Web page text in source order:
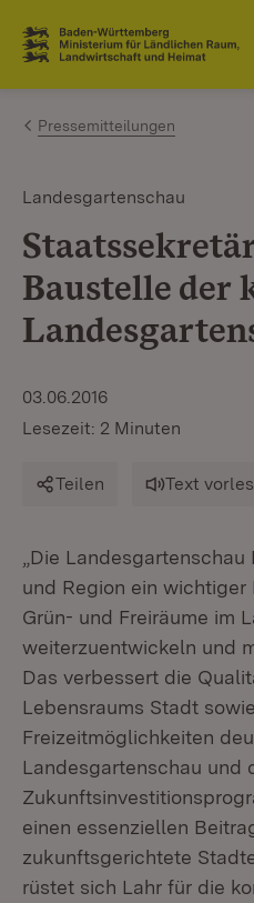
Zum Inhalt springen
Link zur Startseite
Pressemitteilungen
Landesgartenschau
Baustelle der
03.06.2016
Lesezeit: 2 Minuten
Teilen Text
„Die
und Region ein
Grün- und Freiräume im
weiterzuentwickeln und
Das verbessert die
Lebensraums Stadt
Freizeitmöglichkeiten
Landesgartenschau und
einen essenziellen
zukunftsgerichtete
rüstet sich Lahr für die